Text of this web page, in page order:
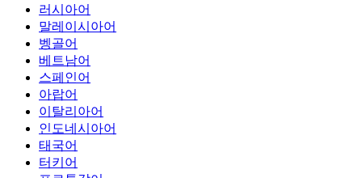
러시아어
말레이시아어
벵골어
베트남어
스페인어
아랍어
이탈리아어
인도네시아어
태국어
터키어